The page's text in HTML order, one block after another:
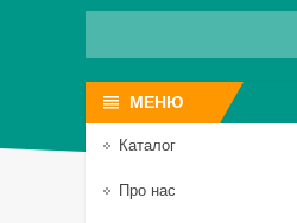
Каталог
Про нас